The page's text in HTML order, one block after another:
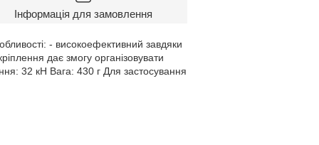
Інформація для замовлення
- високоефективний завдяки
дає змогу організовувати
32 кН Вага: 430 г Для застосування